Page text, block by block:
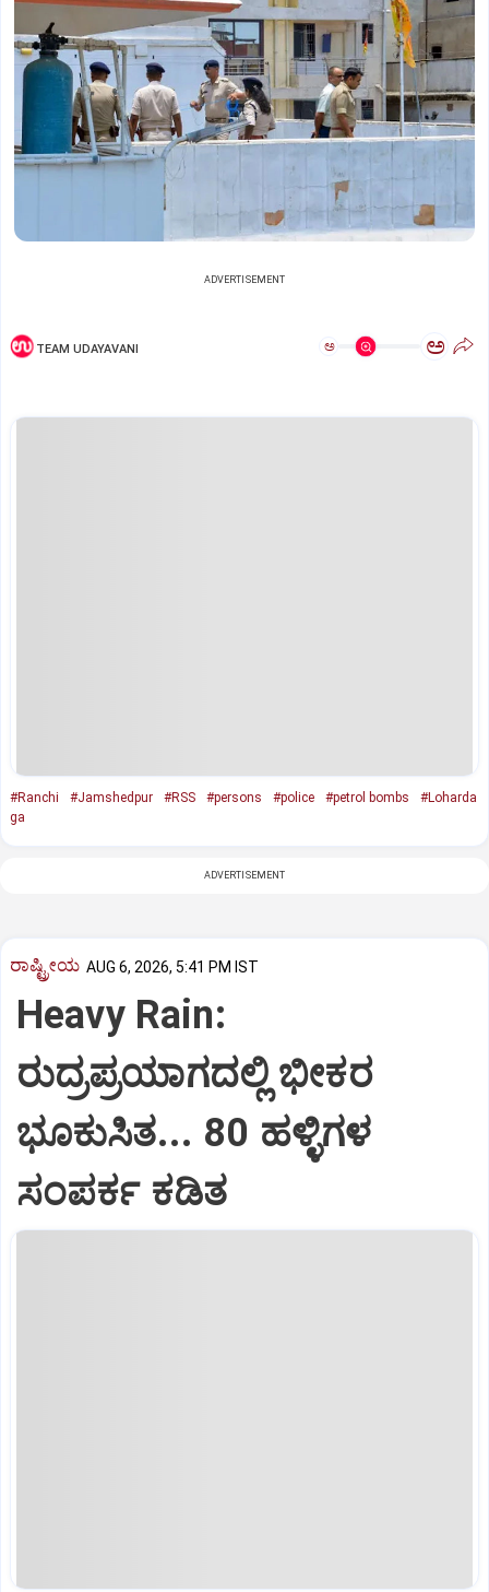
ADVERTISEMENT
TEAM UDAYAVANI ಅ ಅ
#Ranchi #Jamshedpur #RSS #persons #police #petrol bombs
#Loharda
ga
ADVERTISEMENT
ರಾಷ್ಟ್ರೀಯ AUG 6, 2026, 5:41 PM IST
Heavy Rain:
ರುದ್ರಪ್ರಯಾಗದಲ್ಲಿ ಭೀಕರ
ಭೂಕುಸಿತ... 80 ಹಳ್ಳಿಗಳ
ಸಂಪರ್ಕ ಕಡಿತ